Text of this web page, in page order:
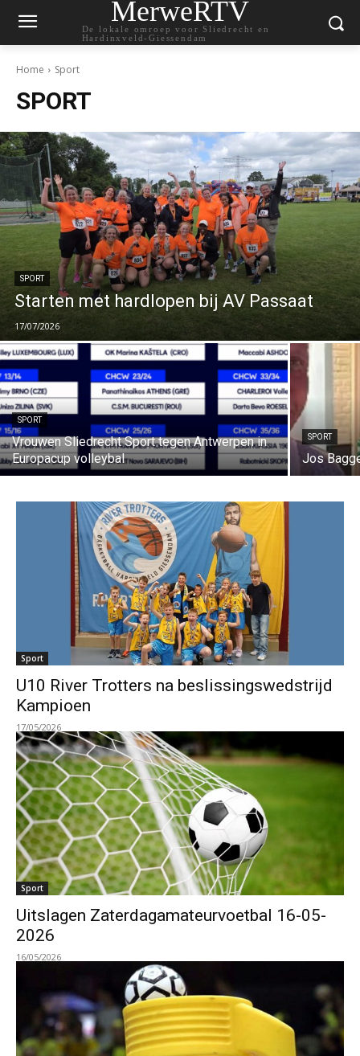
MerweRTV
De lokale omroep voor Sliedrecht en
Hardinxveld-Giessendam
Home Sport
SPORT
SPORT
Starten met hardlopen bij AV Passaat
17/07/2026
SPORT
Vrouwen Sliedrecht Sport tegen Antwerpen in
Europacup volleybal
SPORT
Jos
Sport
U10 River Trotters na beslissingswedstrijd
Kampioen
17/05/2026
Sport
Uitslagen Zaterdagamateurvoetbal 16-05-
2026
16/05/2026